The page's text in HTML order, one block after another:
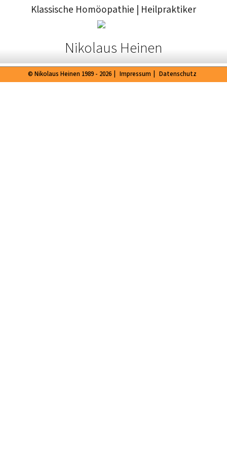
Klassische Homöopathie | Heilpraktiker
Nikolaus Heinen
© Nikolaus Heinen 1989 - 2026 Impressum Datenschutz